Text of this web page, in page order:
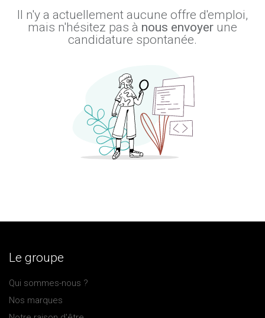
Il n'y a actuellement aucune offre d'emploi,
mais n'hésitez pas à nous envoyer une
candidature spontanée.
Le groupe
Qui sommes-nous ?
Nos marques